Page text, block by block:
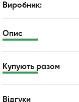
Виробник:
Опис
Купують разом
Відгуки